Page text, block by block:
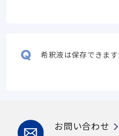
希釈液は保存できます
お問い合わせ